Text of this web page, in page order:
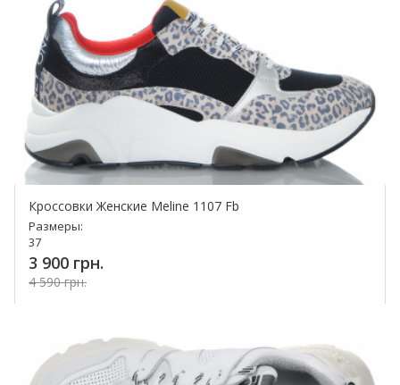
Кроссовки Женские Meline 1107 Fb
Размеры:
37
3 900 грн.
4 590 грн.